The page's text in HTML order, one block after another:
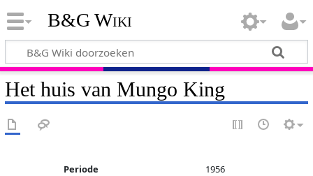
B&G Wiki
Het huis van Mungo King
Periode 1956